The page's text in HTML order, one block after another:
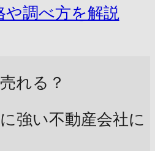
や調べ方を解説
れる？
強い不動産会社に